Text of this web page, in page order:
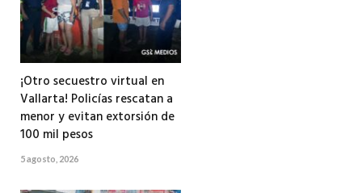
¡Otro secuestro virtual en
Vallarta! Policías rescatan a
menor y evitan extorsión de
100 mil pesos
5 agosto, 2026